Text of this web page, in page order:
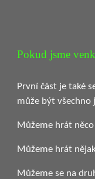
Pokud jsme
První část je také
může být všechno
Můžeme hrát
Můžeme hrát
Můžeme se na